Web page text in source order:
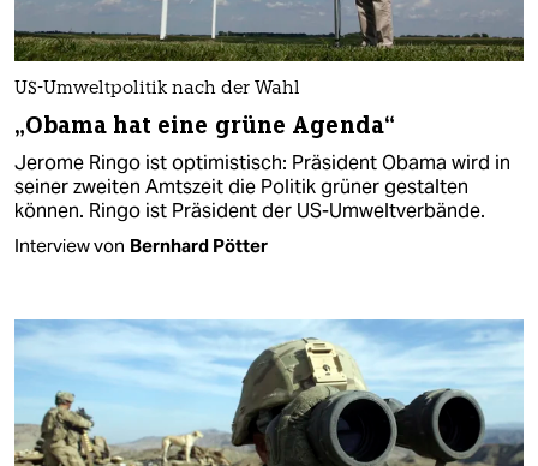
US-Umweltpolitik nach der Wahl
„Obama hat eine grüne Agenda“
Jerome Ringo ist optimistisch: Präsident Obama wird in
seiner zweiten Amtszeit die Politik grüner gestalten
können. Ringo ist Präsident der US-Umweltverbände.
Interview von Bernhard Pötter